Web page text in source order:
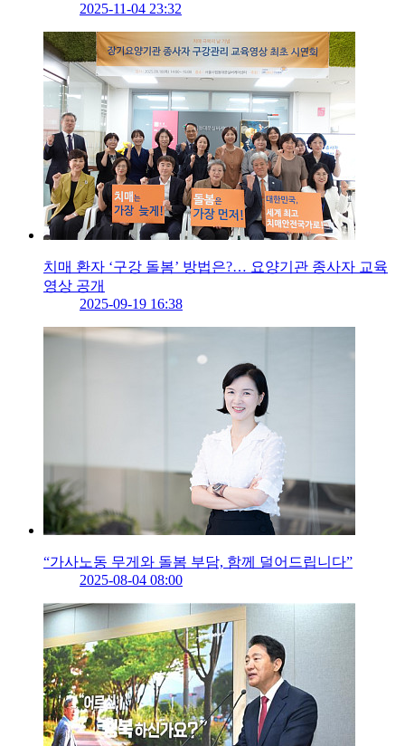
2025-11-04 23:32
치매 환자 ‘구강 돌봄’ 방법은?… 요양기관 종사자 교육
영상 공개
2025-09-19 16:38
“가사노동 무게와 돌봄 부담, 함께 덜어드립니다”
2025-08-04 08:00